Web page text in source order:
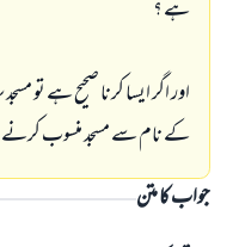
ہے ؟
اور اگر ايسا كرنا صحيح ہے تو
كے نام سے مسجد منسوب
جواب کا متن